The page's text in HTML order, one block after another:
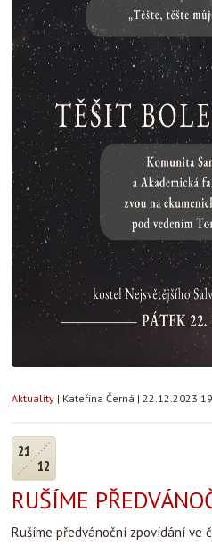
Aktuality | Kateřina Černá | 22.12.2023
21
12
RUŠÍME
Rušíme předvánoční zpovídání ve